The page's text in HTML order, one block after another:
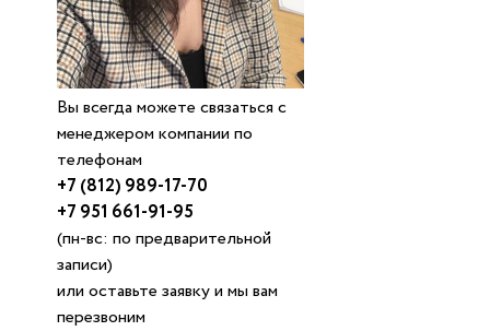
Вы всегда можете связаться с
менеджером компании по
телефонам
+7 (812) 989-17-70
+7 951 661-91-95
(пн-вс: по предварительной
записи)
или оставьте заявку и мы вам
перезвоним